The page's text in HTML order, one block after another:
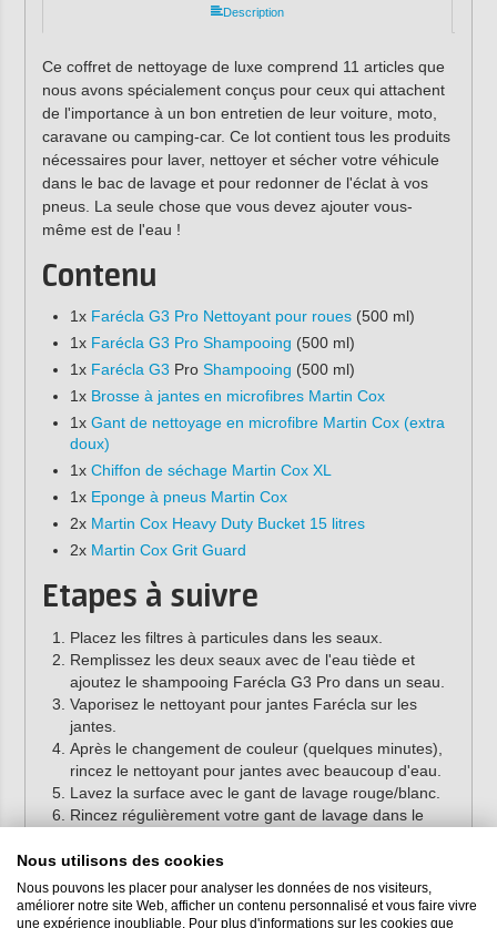
Description
Ce coffret de nettoyage de luxe comprend 11 articles que
nous avons spécialement conçus pour ceux qui attachent
de l'importance à un bon entretien de leur voiture, moto,
caravane ou camping-car. Ce lot contient tous les produits
nécessaires pour laver, nettoyer et sécher votre véhicule
dans le bac de lavage et pour redonner de l'éclat à vos
pneus. La seule chose que vous devez ajouter vous-
même est de l'eau !
Contenu
1x Farécla G3 Pro Nettoyant pour roues(500 ml)
1x Farécla G3 Pro Shampooing (500 ml)
1x Farécla G3 Pro Shampooing (500 ml)
1x Brosse à jantes en microfibres Martin Cox
1x Gant de nettoyage en microfibre Martin Cox (extra
doux)
1x Chiffon de séchage Martin Cox XL
1x Eponge à pneus Martin Cox
2x Martin Cox Heavy Duty Bucket 15 litres
2x Martin Cox Grit Guard
Etapes à suivre
Placez les filtres à particules dans les seaux.
Remplissez les deux seaux avec de l'eau tiède et
ajoutez le shampooing Farécla G3 Pro dans un seau.
Vaporisez le nettoyant pour jantes Farécla sur les
jantes.
Après le changement de couleur (quelques minutes),
rincez le nettoyant pour jantes avec beaucoup d'eau.
Lavez la surface avec le gant de lavage rouge/blanc.
Rincez régulièrement votre gant de lavage dans le
Plongez à nouveau votre gant de lavage dans le seau
contenant le shampooing pour voitures et nettoyez
l'ensemble du véhicule.
Nous utilisons des cookies
Nous pouvons les placer pour analyser les données de nos visiteurs,
améliorer notre site Web, afficher un contenu personnalisé et vous faire vivre
une expérience inoubliable. Pour plus d'informations sur les cookies que